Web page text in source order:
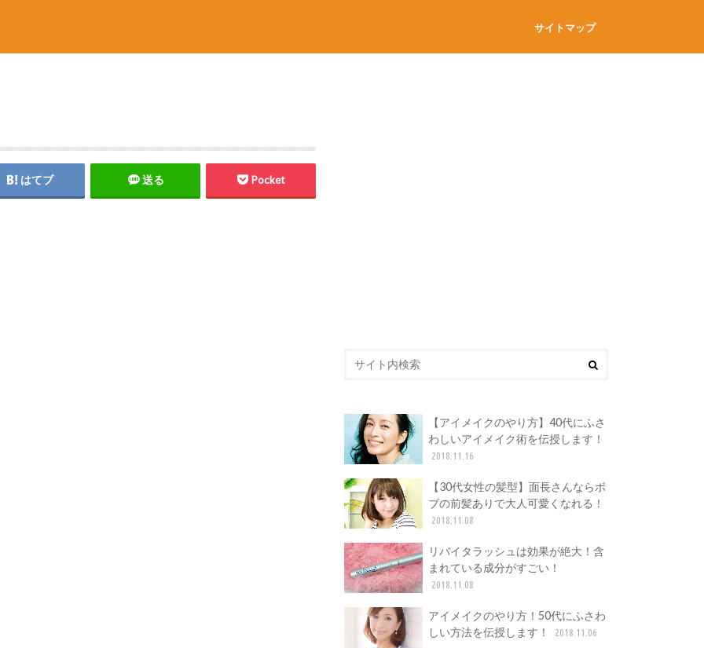
サイトマップ
はてブ 送る Pocket
【アイメイクのやり方】40代にふさ
わしいアイメイク術を伝授します！
2018.11.16
【30代女性の髪型】面長さんならボ
ブの前髪ありで大人可愛くなれる！
2018.11.08
リバイタラッシュは効果が絶大！含
まれている成分がすごい！
2018.11.08
アイメイクのやり方！50代にふさわ
しい方法を伝授します！
2018.11.06